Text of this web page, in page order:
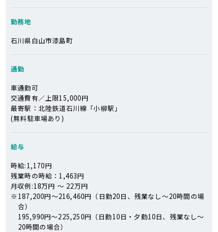
勤務地
石川県白山市漆島町
通勤
車通勤可
交通費有／上限15,000円
最寄駅：北陸鉄道石川線「小柳駅」
(無料駐車場あり)
給与
時給:1,170円
残業時の時給：1,463円
月収例:18万円 ～ 22万円
※ 187,200円～216,460円（日勤20日、残業なし～20時間の場
合）
195,990円～225,250円（日勤10日・夕勤10日、残業なし～
20時間の場合）